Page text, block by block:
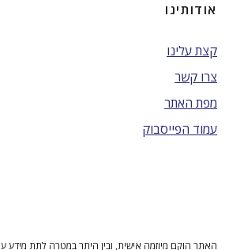
אודותינו
קצת עלינו
צרו קשר
מפת האתר
עמוד הפייסבוק
האתר הוקם מיוזמה אישית, ובין היתר במטרה לתת מידע